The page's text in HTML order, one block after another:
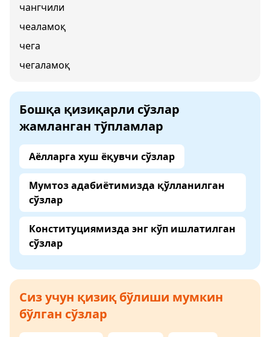
чангчили
чеаламоқ
чега
чегаламоқ
Бошқа қизиқарли сўзлар
жамланган тўпламлар
Аёлларга хуш ёқувчи сўзлар
Мумтоз адабиётимизда қўлланилган
сўзлар
Конституциямизда энг кўп ишлатилган
сўзлар
Сиз учун қизиқ бўлиши мумкин
бўлган сўзлар